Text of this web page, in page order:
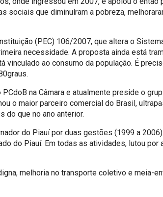
sociais que diminuíram a pobreza,
(PEC) 106/2007, que altera o
necessidade. A proposta ainda está
vinculado ao consumo da população. É
na Câmara e atualmente preside o
o maior parceiro comercial do Brasil,
do que no ano anterior.
do Piauí por duas gestões (1999 a
do Piauí. Em todas as atividades, lutou
melhoria no transporte coletivo e meia-